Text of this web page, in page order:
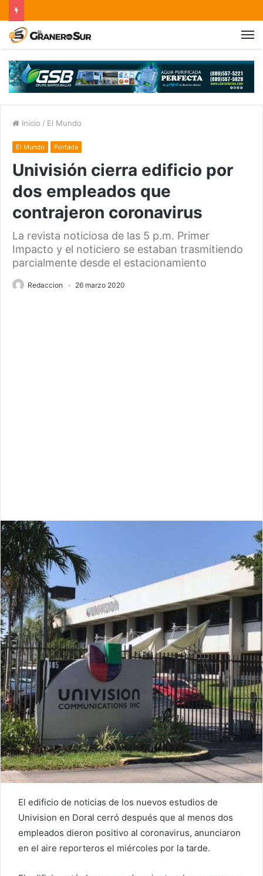
Inicio / El Mundo
El Mundo Portada
Univisión cierra edificio por
dos empleados que
contrajeron coronavirus
La revista noticiosa de las 5 p.m. Primer
Impacto y el noticiero se estaban trasmitiendo
parcialmente desde el estacionamiento
Redaccion 26 marzo 2020
El edificio de noticias de los nuevos estudios de
Univision en Doral cerró después que al menos dos
empleados dieron positivo al coronavirus, anunciaron
en el aire reporteros el miércoles por la tarde.